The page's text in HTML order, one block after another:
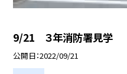
9/21 ３年消防署見学
公開日 2022/09/21